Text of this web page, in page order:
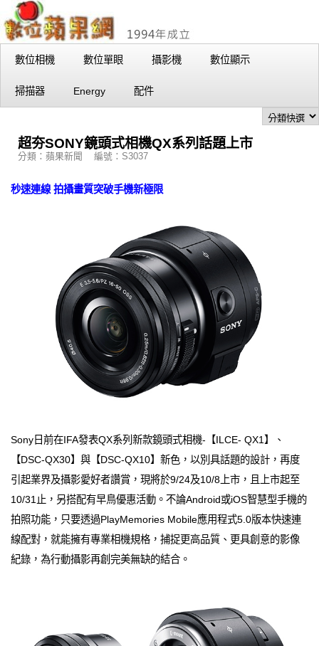
數位相機 數位單眼 攝影機 數位顯示
掃描器 Energy 配件
超夯SONY鏡頭式相機QX系列話題上市
分類：蘋果新聞 編號：S3037
秒速連線 拍攝畫質突破手機新極限
Sony日前在IFA發表QX系列新款鏡頭式相機-【ILCE- QX1】、
【DSC-QX30】與【DSC-QX10】新色，以別具話題的設計，再度
引起業界及攝影愛好者讚賞，現將於9/24及10/8上市，且上市起至
10/31止，另搭配有早鳥優惠活動。不論Android或iOS智慧型手機的
拍照功能，只要透過PlayMemories Mobile應用程式5.0版本快速連
線配對，就能擁有專業相機規格，捕捉更高品質、更具創意的影像
紀錄，為行動攝影再創完美無缺的結合。